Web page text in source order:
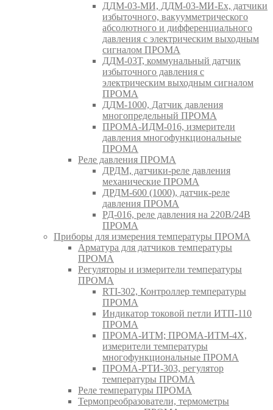
ДДМ-03-МИ, ДДМ-03-МИ-Ех, датчики
избыточного, вакуумметрического
абсолютного и дифференциального
давления с электрическим выходным
сигналом ПРОМА
ДДМ-03Т, коммунальный датчик
избыточного давления с
электрическим выходным сигналом
ПРОМА
ДДМ-1000, Датчик давления
многопредельный ПРОМА
ПРОМА-ИДМ-016, измерители
давления многофункциональные
ПРОМА
Реле давления ПРОМА
ДРДМ, датчики-реле давления
механические ПРОМА
ДРДМ-600 (1000), датчик-реле
давления ПРОМА
РД-016, реле давления на 220В/24В
ПРОМА
Приборы для измерения температуры ПРОМА
Арматура для датчиков температуры
ПРОМА
Регуляторы и измерители температуры
ПРОМА
RTI-302, Контроллер температуры
ПРОМА
Индикатор токовой петли ИТП-110
ПРОМА
ПРОМА-ИТМ; ПРОМА-ИТМ-4Х,
измерители температуры
многофункциональные ПРОМА
ПРОМА-РТИ-303, регулятор
температуры ПРОМА
Реле температуры ПРОМА
Термопреобразователи, термометры